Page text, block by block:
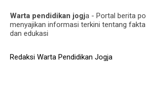
Warta pendidikan jogja - Portal berita
menyajikan informasi terkini tentang
dan edukasi
Redaksi Warta Pendidikan Jogja